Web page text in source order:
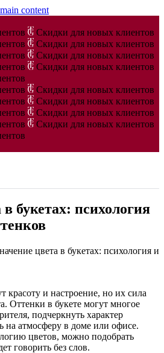
content
Скидки для новых клиентов
Скидки для новых клиентов
Скидки для новых клиентов
Скидки для новых клиентов
Скидки для новых клиентов
Скидки для новых клиентов
Скидки для новых клиентов
Скидки для новых клиентов
букетах: психология
цвета в букетах: психология и
красоту и настроение, но их сила
Оттенки в букете могут многое
подчеркнуть характер
на атмосферу в доме или офисе.
цветов, можно подобрать
говорить без слов.